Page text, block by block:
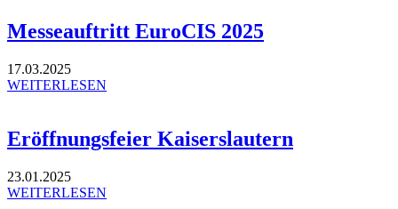
Messeauftritt EuroCIS 2025
17.03.2025
WEITERLESEN
Eröffnungsfeier Kaiserslautern
23.01.2025
WEITERLESEN